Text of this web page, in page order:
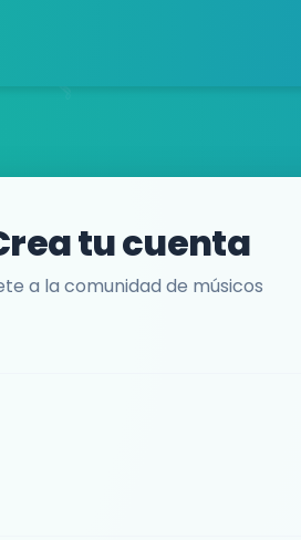
tu cuenta
a la comunidad de músicos